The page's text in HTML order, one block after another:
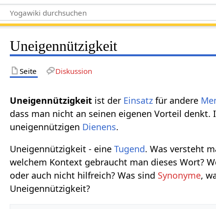
Uneigennützigkeit
Seite Diskussion
Uneigennützigkeit ist der Einsatz für andere
dass man nicht an seinen eigenen Vorteil denkt.
uneigennützigen Dienens.
Uneigennützigkeit - eineTugend. Was versteht
welchem Kontext gebraucht man dieses Wort?
oder auch nicht hilfreich? Was sind Synonyme,
Uneigennützigkeit?